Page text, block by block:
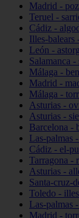
Madrid -
Teruel -
Cádiz -
Illes-balears
León -
Salamanca -
Málaga -
Madrid -
Málaga -
Asturias -
Asturias -
Barcelona -
Las-palmas
Cádiz - el-
Tarragona -
Asturias -
Santa-cruz-
Toledo -
Las-palmas
Madrid -